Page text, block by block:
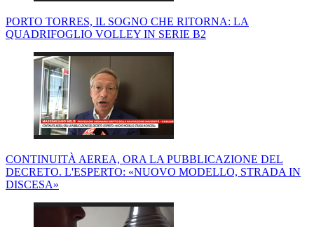
PORTO TORRES, IL SOGNO CHE RITORNA: LA
QUADRIFOGLIO VOLLEY IN SERIE B2
CONTINUITÀ AEREA, ORA LA PUBBLICAZIONE DEL
DECRETO. L'ESPERTO: «NUOVO MODELLO, STRADA IN
DISCESA»